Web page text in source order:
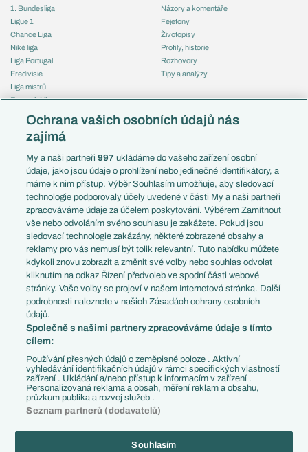
1. Bundesliga
Ligue 1
Chance Liga
Niké liga
Liga Portugal
Eredivisie
Liga mistrů
Evropská liga
Mistrovství světa
Liga národů
Témata
Představení týmů MS
EuroSkauting
PL v kostce
Evropské koeficienty
Přestupy
Přestupové spekulace
Zranění
Kluby
Arsenal FC
Chelsea FC
Manchester United
AC Milán
Juventus FC
Bayern Mnichov
FC Barcelona
Real Madrid
Názory a komentáře
Fejetony
Životopisy
Profily, historie
Rozhovory
Tipy a analýzy
Česko
Francie
Itálie
Německo
Španělsko
Argentina
Brazílie
Přestupy
Zápasy
Livescore
Tipovací soutěž
Ochrana vašich osobních údajů nás
zajímá
My a naši partneři997 ukládáme do vašeho zařízení osobní
údaje, jako jsou údaje o prohlížení nebo jedinečné identifikátory, a
máme k nim přístup. Výběr Souhlasím umožňuje, aby sledovací
technologie podporovaly účely uvedené v části My a naši partneři
zpracováváme údaje za účelem poskytování. Výběrem Zamítnout
vše nebo odvoláním svého souhlasu je zakážete. Pokud jsou
sledovací technologie zakázány, některé zobrazené obsahy a
reklamy pro vás nemusí být tolik relevantní. Tuto nabídku můžete
kdykoli znovu zobrazit a změnit své volby nebo souhlas odvolat
kliknutím na odkaz Řízení předvoleb ve spodní části webové
stránky. Vaše volby se projeví v našem Internetová stránka. Další
podrobnosti naleznete v našich Zásadách ochrany osobních
údajů.
Společně s našimi partnery zpracováváme údaje s tímto
cílem:
Používání přesných údajů o zeměpisné poloze . Aktivní
vyhledávání identifikačních údajů v rámci specifických vlastností
zařízení . Ukládání a/nebo přístup k informacím v zařízení .
Personalizovaná reklama a obsah, měření reklam a obsahu,
průzkum publika a rozvoj služeb .
Seznam partnerů (dodavatelů)
Souhlasím